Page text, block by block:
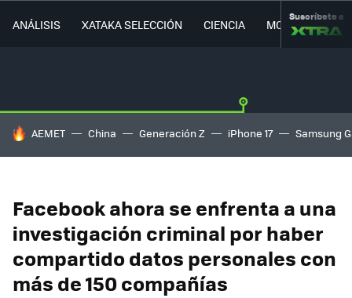
ANÁLISIS XATAKA SELECCIÓN CIENCIA MOVILIDAD
Suscríbete a
HOY SE HABLA DE
AEMET China Generación Z iPhone 17 Samsung
Facebook ahora se enfrenta a una
investigación criminal por haber
compartido datos personales con
más de 150 compañías